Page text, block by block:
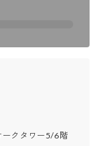
ークタワー5/6階